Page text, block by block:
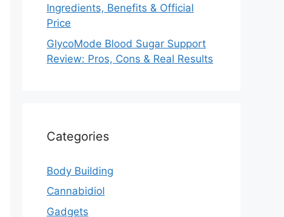
Ingredients, Benefits & Official
Price
GlycoMode Blood Sugar Support
Review: Pros, Cons & Real Results
Categories
Body Building
Cannabidiol
Gadgets